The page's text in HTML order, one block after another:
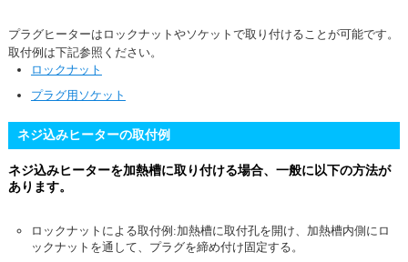
プラグヒーターはロックナットやソケットで取り付けることが可能です。
取付例は下記参照ください。
ロックナット
プラグ用ソケット
ネジ込みヒーターの取付例
ネジ込みヒーターを加熱槽に取り付ける場合、一般に以下の方法が
あります。
ロックナットによる取付例:加熱槽に取付孔を開け、加熱槽内側にロ
ックナットを通して、プラグを締め付け固定する。